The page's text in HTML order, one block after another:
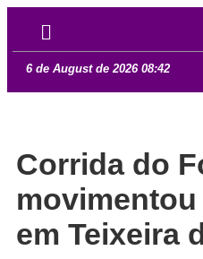
6 de August de 2026 08:42
Corrida do
em Teixeira